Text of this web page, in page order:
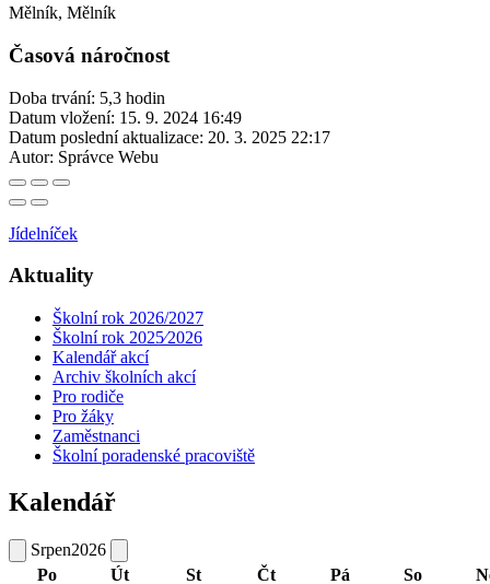
Mělník, Mělník
Časová náročnost
Doba trvání: 5,3 hodin
Datum vložení: 15. 9. 2024 16:49
Datum poslední aktualizace: 20. 3. 2025 22:17
Autor: Správce Webu
Jídelníček
Aktuality
Školní rok 2026/2027
Školní rok 2025⁄2026
Kalendář akcí
Archiv školních akcí
Pro rodiče
Pro žáky
Zaměstnanci
Školní poradenské pracoviště
Kalendář
Srpen2026
Po
Út St Čt Pá So